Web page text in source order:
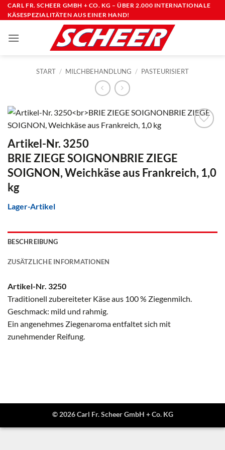
Zum
Inhalt
CARL FR. SCHEER GMBH + CO. KG – ÜBER 2.000 INTERNATIONALE
KÄSESPEZIALITÄTEN AUS EINER HAND!
START / MILCHBEHANDLUNG / PASTEURISIERT
Artikel-Nr. 3250
BRIE ZIEGE SOIGNONBRIE ZIEGE
SOIGNON, Weichkäse aus Frankreich, 1,0
kg
Lager-Artikel
BESCHREIBUNG
ZUSÄTZLICHE INFORMATIONEN
Artikel-Nr. 3250
Traditionell zubereiteter Käse aus 100 % Ziegenmilch.
Geschmack: mild und rahmig.
Ein angenehmes Ziegenaroma entfaltet sich mit
zunehmender Reifung.
© 2026 Carl Fr. Scheer GmbH + Co. KG